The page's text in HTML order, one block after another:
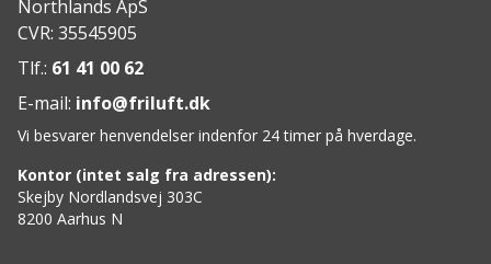
Northlands ApS
CVR: 35545905
Tlf.: 61 41 00 62
E-mail: info@friluft.dk
Vi besvarer henvendelser indenfor 24 timer på hverdage.
Kontor (intet salg fra adressen):
Skejby Nordlandsvej 303C
8200 Aarhus N